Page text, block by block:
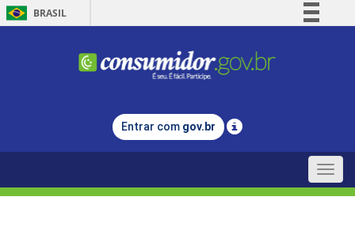
BRASIL
Comunica BR
Legislação
Entrar com gov.br
Toggle